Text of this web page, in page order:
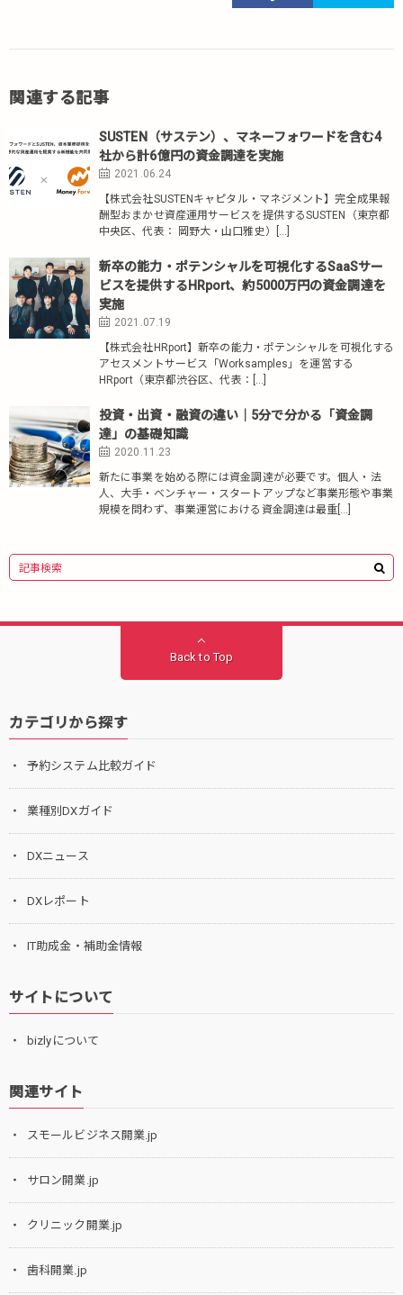
関連する記事
SUSTEN（サステン）、マネーフォワードを含む4
社から計6億円の資金調達を実施
2021.06.24
【株式会社SUSTENキャピタル・マネジメント】完全成果報
酬型おまかせ資産運用サービスを提供するSUSTEN（東京都
中央区、代表： 岡野大・山口雅史）[…]
新卒の能力・ポテンシャルを可視化するSaaSサー
ビスを提供するHRport、約5000万円の資金調達を
実施
2021.07.19
【株式会社HRport】新卒の能力・ポテンシャルを可視化する
アセスメントサービス「Worksamples」を運営する
HRport（東京都渋谷区、代表：[…]
投資・出資・融資の違い｜5分で分かる「資金調
達」の基礎知識
2020.11.23
新たに事業を始める際には資金調達が必要です。個人・法
人、大手・ベンチャー・スタートアップなど事業形態や事業
規模を問わず、事業運営における資金調達は最重[…]
Back to Top
カテゴリから探す
予約システム比較ガイド
業種別DXガイド
DXニュース
DXレポート
IT助成金・補助金情報
サイトについて
bizlyについて
関連サイト
スモールビジネス開業.jp
サロン開業.jp
クリニック開業.jp
歯科開業.jp